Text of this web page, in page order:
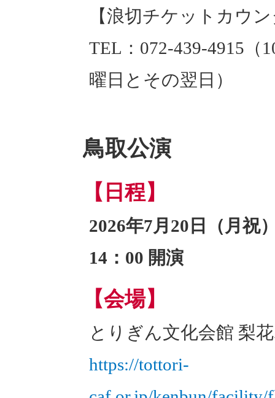
【浪切チケットカウ
TEL：072-439-4915
曜日とその翌日）
鳥取公演
【日程】
2026年7月20日（月祝
14：00 開演
【会場】
とりぎん文化会館 梨
https://tottori-